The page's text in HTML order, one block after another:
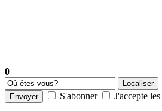
0
Localiser
Envoyer
S'abonner J'accepte les